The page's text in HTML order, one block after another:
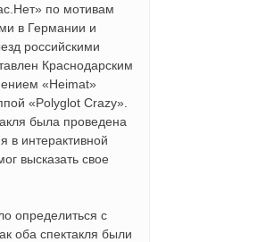
по мотивам
в Германии и
российскими
Краснодарским
«Heimat»
«Polyglot Crazy».
была проведена
в интерактивной
высказать свое
определиться с
оба спектакля были